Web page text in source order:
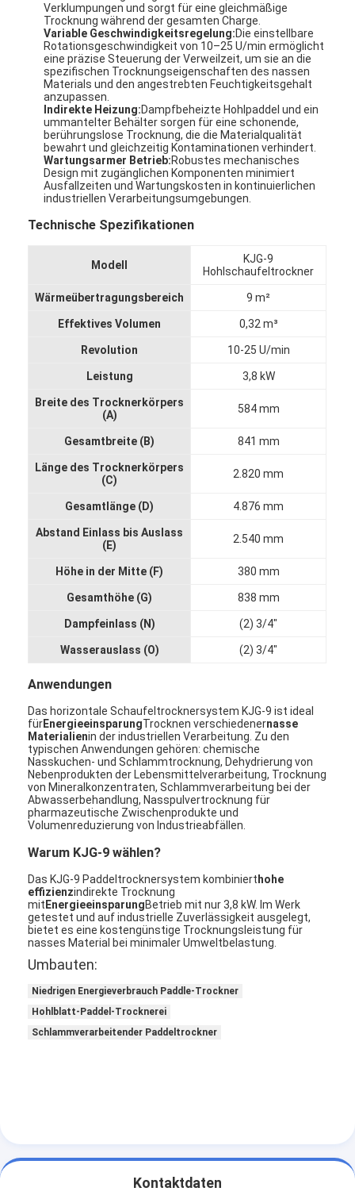
Startseite
Produkte
Fabrik Tour
Qualitätskontrolle
Kontakt
Nachrichten
Alle Fälle
Zentrifugaler HochgeschwindigkeitsSprühtrockner
Vibrierender Wirbelschichttrockner
Mikrowellen-Vakuumtrockner
Druck-Sprühtrockner
Heißluft Oven Dryer
Horizontaler Band-Mischer
Universalzerkleinerungsmaschine
Superfine Schleifmaschine
v-Art Pulvermischer
IBC-Behälter-Mischmaschine
Industrielle Schleuder
Grelle trockenere Maschine
Paddel-Trockner
Vakuumschleuder
Verklumpungen und sorgt für eine gleichmäßige
Trocknung während der gesamten Charge.
Variable Geschwindigkeitsregelung:Die einstellbare
Rotationsgeschwindigkeit von 10–25 U/min ermöglicht
eine präzise Steuerung der Verweilzeit, um sie an die
spezifischen Trocknungseigenschaften des nassen
Materials und den angestrebten Feuchtigkeitsgehalt
anzupassen.
Indirekte Heizung:Dampfbeheizte Hohlpaddel und ein
ummantelter Behälter sorgen für eine schonende,
berührungslose Trocknung, die die Materialqualität
bewahrt und gleichzeitig Kontaminationen verhindert.
Wartungsarmer Betrieb:Robustes mechanisches
Design mit zugänglichen Komponenten minimiert
Ausfallzeiten und Wartungskosten in kontinuierlichen
industriellen Verarbeitungsumgebungen.
Technische Spezifikationen
Modell
KJG-9
Hohlschaufeltrockner
Wärmeübertragungsbereich 9 m²
Effektives Volumen 0,32 m³
Revolution 10-25 U/min
Leistung 3,8 kW
Breite des Trocknerkörpers
(A)
584 mm
Gesamtbreite (B) 841 mm
Länge des Trocknerkörpers
(C)
2.820 mm
Gesamtlänge (D) 4.876 mm
Abstand Einlass bis Auslass
(E)
2.540 mm
Höhe in der Mitte (F) 380 mm
Gesamthöhe (G) 838 mm
Dampfeinlass (N) (2) 3/4"
Wasserauslass (O) (2) 3/4"
Anwendungen
Das horizontale Schaufeltrocknersystem KJG-9 ist ideal
fürEnergieeinsparungTrocknen verschiedenernasse
Materialienin der industriellen Verarbeitung. Zu den
typischen Anwendungen gehören: chemische
Nasskuchen- und Schlammtrocknung, Dehydrierung von
Nebenprodukten der Lebensmittelverarbeitung, Trocknung
von Mineralkonzentraten, Schlammverarbeitung bei der
Abwasserbehandlung, Nasspulvertrocknung für
pharmazeutische Zwischenprodukte und
Volumenreduzierung von Industrieabfällen.
Warum KJG-9 wählen?
Das KJG-9 Paddeltrocknersystem kombiniert hohe
effizienzindirekte Trocknung
mit EnergieeinsparungBetrieb mit nur 3,8 kW. Im Werk
getestet und auf industrielle Zuverlässigkeit ausgelegt,
bietet es eine kostengünstige Trocknungsleistung für
nasses Material bei minimaler Umweltbelastung.
Umbauten:
Niedrigen Energieverbrauch Paddle-Trockner
Hohlblatt-Paddel-Trocknerei
Schlammverarbeitender Paddeltrockner
Kontaktdaten